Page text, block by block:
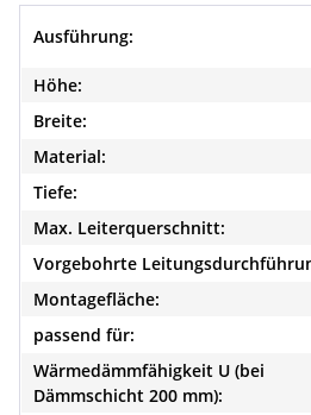
Ausführung:
Höhe:
Breite:
Material:
Tiefe:
Max. Leiterquerschnitt:
Vorgebohrte
Montagefläche:
passend für:
Wärmedämmfähigkeit U (bei
Dämmschicht 200 mm):